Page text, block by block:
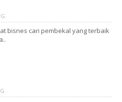
bisnes cari pembekal yang terbaik